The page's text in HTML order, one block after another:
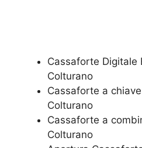
Cassaforte Digitale
Colturano
Cassaforte a
Colturano
Cassaforte a
Colturano